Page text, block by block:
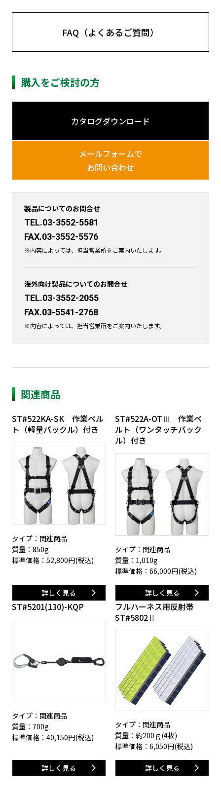
FAQ（よくあるご質問）
購入をご検討の方
カタログダウンロード
メールフォームで
お問い合わせ
製品についてのお問合せ
TEL.03-3552-5581
FAX.03-3552-5576
※内容によっては、担当営業所をご案内いたします。
海外向け製品についてのお問合せ
TEL.03-3552-2055
FAX.03-5541-2768
※内容によっては、担当営業所をご案内いたします。
関連商品
ST#522KA-SK 作業ベル
ト（軽量バックル）付き
タイプ：関連商品
質量：850g
標準価格： 52,800円(税込)
詳しく見る
ST#522A-OTⅢ 作業ベ
ルト（ワンタッチバック
ル）付き
タイプ：関連商品
質量：1,010g
標準価格：66,000円(税込)
詳しく見る
ST#5201(130)-KQP
タイプ：関連商品
質量：700g
標準価格： 40,150円(税込)
詳しく見る
フルハーネス用反射帯
ST#5802Ⅱ
タイプ：関連商品
質量：約200ｇ(4枚)
標準価格：6,050円(税込)
詳しく見る